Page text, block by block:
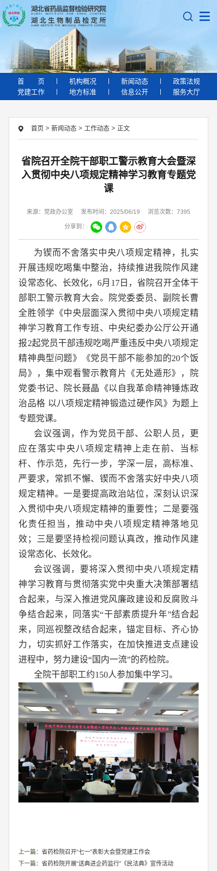
首 页 机构概况 新闻动态
政策法规
党建工作
地方标准 信息公开 服务大厅
首页 >新闻动态 > 工作动态 > 正文
省院召开全院干部职工警示教育大会暨深
入贯彻中央八项规定精神学习教育专题党
课
来源：党政办公室 发布时间：2025/06/19 浏览次数：7395
分享到：
为锲而不舍落实中央八项规定精神，扎实
开展违规吃喝集中整治，持续推进我院作风建
设常态化、长效化，6月17日，省院召开全体干
部职工警示教育大会。院党委委员、副院长曹
全胜领学《中央层面深入贯彻中央八项规定精
神学习教育工作专班、中央纪委办公厅公开通
报2起党员干部违规吃喝严重违反中央八项规定
精神典型问题》《党员干部不能参加的20个饭
局》，集中观看警示教育片《无处遁形》，院
党委书记、院长聂晶《以自我革命精神锤炼政
治品格 以八项规定精神锻造过硬作风》为题上
专题党课。
会议强调，作为党员干部、公职人员，更
应在落实中央八项规定精神上走在前、当标
杆、作示范，先行一步，学深一层，高标准、
严要求，常抓不懈、锲而不舍落实好中央八项
规定精神。一是要提高政治站位，深刻认识深
入贯彻中央八项规定精神的重要性；二是要强
化责任担当，推动中央八项规定精神落地见
效；三是要坚持检视问题认真改，推动作风建
设常态化、长效化。
会议强调，要将深入贯彻中央八项规定精
神学习教育与贯彻落实党中央重大决策部署结
合起来，与深入推进党风廉政建设和反腐败斗
争结合起来，同落实“干部素质提升年”结合起
来，同巡视整改结合起来，锚定目标、齐心协
力，切实抓好工作落实，在加快推进支点建设
进程中，努力建设“国内一流”的药检院。
全院干部职工约150人参加集中学习。
上一篇：省药检院召开“七一”表彰大会暨党建工作会
下一篇：省药检院开展“送典进企药监行”《民法典》宣传活动